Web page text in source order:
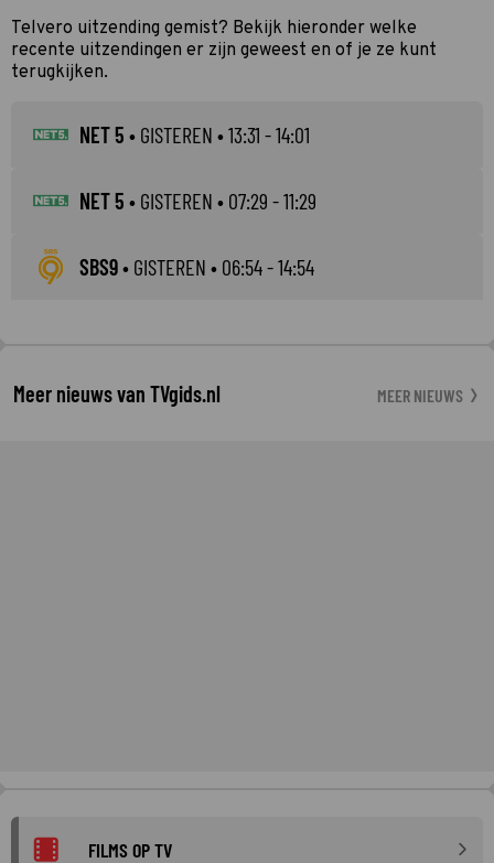
Telvero uitzending gemist? Bekijk hieronder welke
recente uitzendingen er zijn geweest en of je ze kunt
terugkijken.
NET 5 • GISTEREN • 13:31 - 14:01
NET 5 • GISTEREN • 07:29 - 11:29
SBS9• GISTEREN • 06:54 - 14:54
Meer nieuws van TVgids.nl MEER NIEUWS
FILMS OP TV